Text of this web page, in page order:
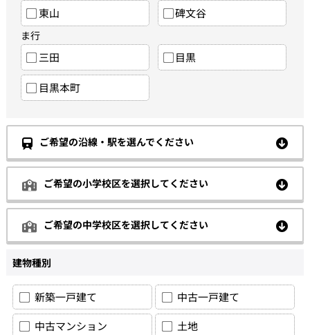
東山 碑文谷
ま行
三田 目黒
目黒本町
ご希望の沿線・駅を選んでください
ご希望の小学校区を選択してください
ご希望の中学校区を選択してください
建物種別
新築一戸建て
中古一戸建て
中古マンション
土地